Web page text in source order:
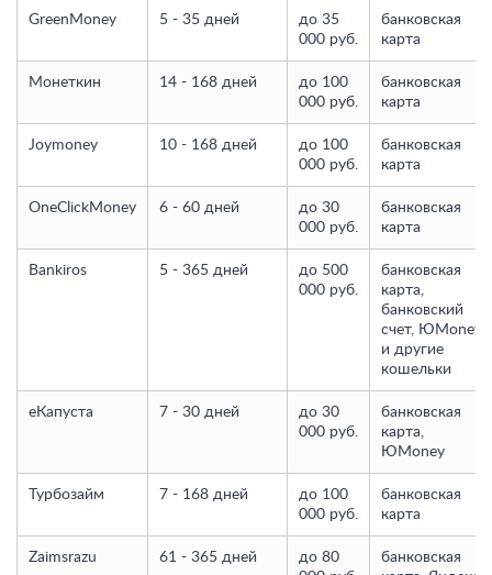
GreenMoney 5 - 35 дней
до 35
000 руб.
банковская
карта
Монеткин 14 - 168 дней
до 100
000 руб.
банковская
карта
Joymoney 10 - 168 дней
до 100
000 руб.
банковская
карта
OneClickMoney 6 - 60 дней
до 30
000 руб.
банковская
карта
Bankiros 5 - 365 дней
до 500
000 руб.
банковская
карта,
банковский
счет, ЮMoney
и другие
кошельки
еКапуста 7 - 30 дней
до 30
000 руб.
банковская
карта,
ЮMoney
Турбозайм 7 - 168 дней
до 100
000 руб.
банковская
карта
Zaimsrazu 61 - 365 дней
до 80
банковская